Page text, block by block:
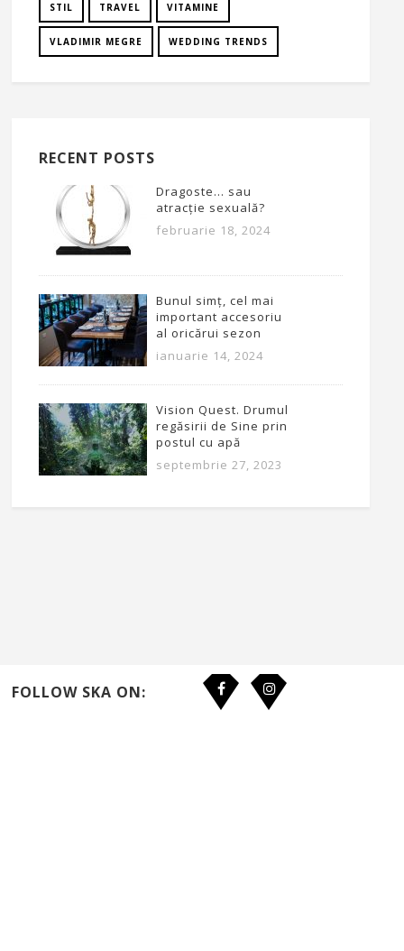
STIL TRAVEL VITAMINE
VLADIMIR MEGRE WEDDING TRENDS
RECENT POSTS
Dragoste… sau
atracție sexuală?
februarie 18, 2024
Bunul simț, cel mai
important accesoriu
al oricărui sezon
ianuarie 14, 2024
Vision Quest. Drumul
regăsirii de Sine prin
postul cu apă
septembrie 27, 2023
FOLLOW SKA ON: